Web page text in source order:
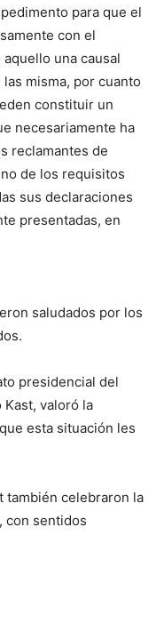
para que el
con el
una causal
misma, por cuanto
constituir un
necesariamente ha
reclamantes de
de los requisitos
sus declaraciones
presentadas, en
saludados por los
presidencial del
valoró la
esta situación les
también celebraron la
con sentidos